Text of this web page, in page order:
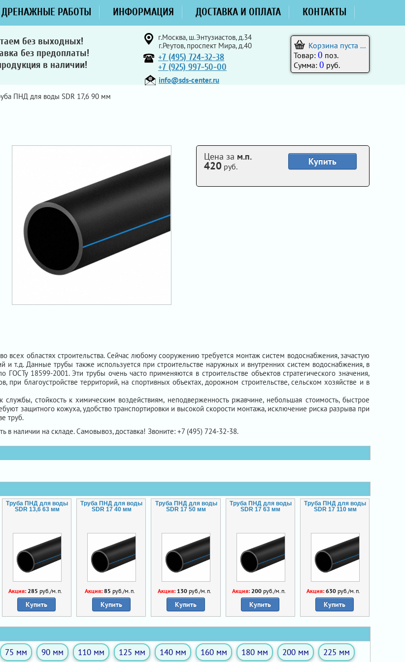
ДРЕНАЖНЫЕ РАБОТЫ ИНФОРМАЦИЯ ДОСТАВКА И ОПЛАТА КОНТАКТЫ
без выходных!
без предоплаты!
в наличии!
г.Москва, ш.Энтузиастов, д.34
г.Реутов, проспект Мира, д.40
+7 (495) 724-32-38
+7 (925) 997-50-00
info@sds-center.ru
Корзина пуста ...
Товар: 0 поз.
Сумма: 0 руб.
ПНД для воды SDR 17,6 90 мм
Купить
Цена за м.п.
420 руб.
областях строительства. Сейчас любому сооружению требуется монтаж систем водоснабжения, зачастую
т.д. Данные трубы также используется при строительстве наружных и внутренних систем водоснабжения, в
18599-2001. Эти трубы очень часто применяются в строительстве объектов стратегического значения,
благоустройстве территорий, на спортивных объектах, дорожном строительстве, сельском хозяйстве и в
стойкость к химическим воздействиям, неподверженность ржавчине, небольшая стоимость, быстрое
защитного кожуха, удобство транспортировки и высокой скорости монтажа, исключение риска разрыва при
труб.
в наличии на складе. Самовывоз, доставка! Звоните: +7 (495) 724-32-38.
Труба ПНД для воды
SDR 13,6 63 мм
Акция:285 руб./м.п.
Купить
Труба ПНД для воды
SDR 17 40 мм
Акция:85 руб./м.п.
Купить
Труба ПНД для воды
SDR 17 50 мм
Акция: 130руб./м.п.
Купить
Труба ПНД для воды
SDR 17 63 мм
Акция:200 руб./м.п.
Купить
Труба ПНД для воды
SDR 17 110 мм
Акция:630 руб./м.п.
Купить
75 мм 90 мм 110 мм 125 мм 140 мм 160 мм 180 мм 200 мм 225 мм